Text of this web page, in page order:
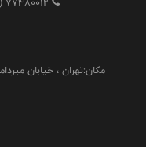
مکان:تهران ، خیابان